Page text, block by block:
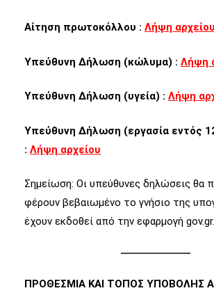
Αίτηση πρωτοκόλλου : Λήψη αρχείου
Υπεύθυνη Δήλωση (κώλυμα) : Λήψη
Υπεύθυνη Δήλωση (υγεία) : Λήψη
Υπεύθυνη Δήλωση (εργασία εντός
: Λήψη αρχείου
Σημείωση: Οι υπεύθυνες δηλώσεις θα
φέρουν βεβαιωμένο το γνήσιο της
έχουν εκδοθεί από την εφαρμογή gov.gr.
ΠΡΟΘΕΣΜΙΑ ΚΑΙ ΤΟΠΟΣ ΥΠΟΒΟΛΗΣ